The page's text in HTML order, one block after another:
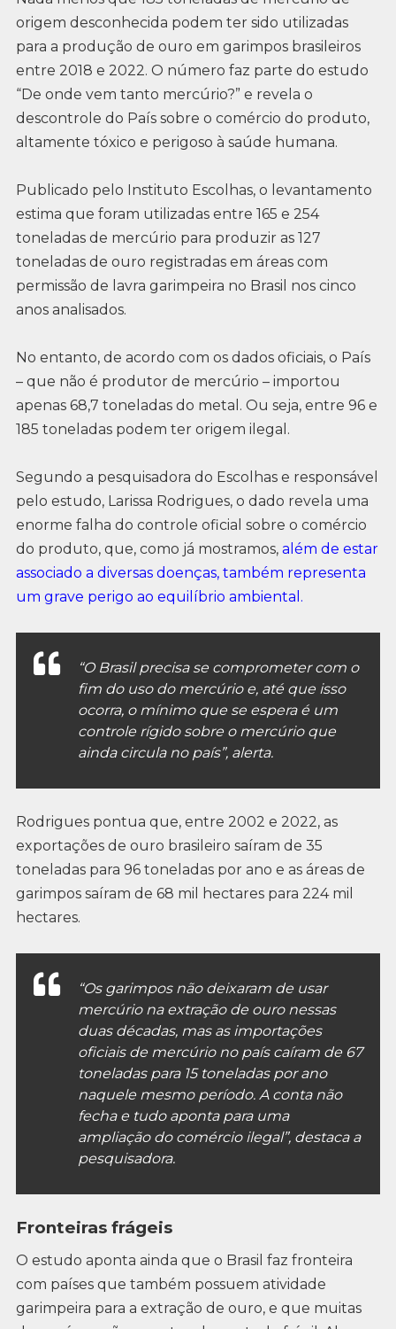
origem desconhecida podem ter sido utilizadas
para a produção de ouro em garimpos brasileiros
entre 2018 e 2022. O número faz parte do estudo
“De onde vem tanto mercúrio?” e revela o
descontrole do País sobre o comércio do produto,
altamente tóxico e perigoso à saúde humana.
Publicado pelo Instituto Escolhas, o levantamento
estima que foram utilizadas entre 165 e 254
toneladas de mercúrio para produzir as 127
toneladas de ouro registradas em áreas com
permissão de lavra garimpeira no Brasil nos cinco
anos analisados.
No entanto, de acordo com os dados oficiais, o País
– que não é produtor de mercúrio – importou
apenas 68,7 toneladas do metal. Ou seja, entre 96 e
185 toneladas podem ter origem ilegal.
Segundo a pesquisadora do Escolhas e responsável
pelo estudo, Larissa Rodrigues, o dado revela uma
enorme falha do controle oficial sobre o comércio
do produto, que, como já mostramos, além de estar
associado a diversas doenças, também representa
um grave perigo ao equilíbrio ambiental.
“O Brasil precisa se comprometer com o
fim do uso do mercúrio e, até que isso
ocorra, o mínimo que se espera é um
controle rígido sobre o mercúrio que
ainda circula no país”, alerta.
Rodrigues pontua que, entre 2002 e 2022, as
exportações de ouro brasileiro saíram de 35
toneladas para 96 toneladas por ano e as áreas de
garimpos saíram de 68 mil hectares para 224 mil
hectares.
“Os garimpos não deixaram de usar
mercúrio na extração de ouro nessas
duas décadas, mas as importações
oficiais de mercúrio no país caíram de 67
toneladas para 15 toneladas por ano
naquele mesmo período. A conta não
fecha e tudo aponta para uma
ampliação do comércio ilegal”, destaca a
pesquisadora.
Fronteiras frágeis
O estudo aponta ainda que o Brasil faz fronteira
com países que também possuem atividade
garimpeira para a extração de ouro, e que muitas